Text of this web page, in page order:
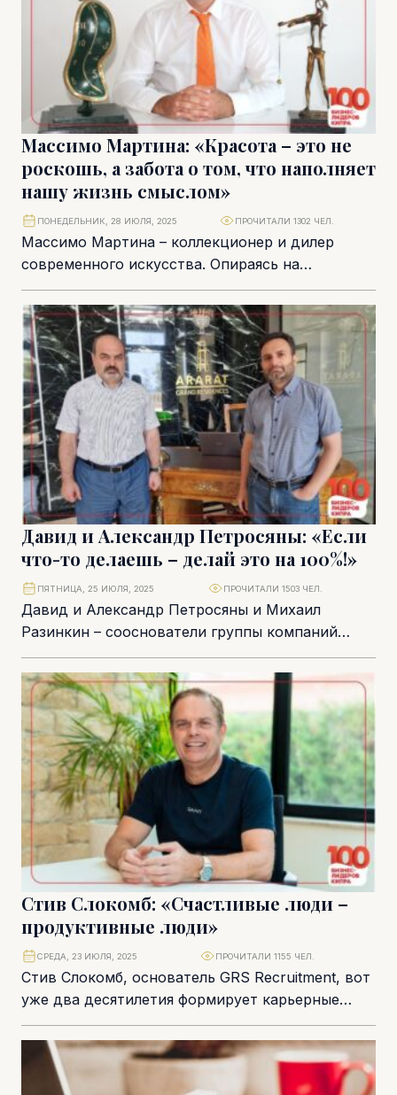
Массимо Мартина: «Красота – это не
роскошь, а забота о том, что наполняет
нашу жизнь смыслом»
Массимо Мартина – коллекционер и дилер
современного искусства. Опираясь на
многолетний опыт работы финансовым
директором одной из крупнейших коллекций
скульптур...
ПОНЕДЕЛЬНИК, 28 ИЮЛЯ, 2025 ПРОЧИТАЛИ 1302 ЧЕЛ.
Давид и Александр Петросяны: «Если
что-то делаешь – делай это на 100%!»
Давид и Александр Петросяны и Михаил
Разинкин – сооснователи группы компаний
CDA, которая сегодня занимает одну из
ведущих позиций на...
ПЯТНИЦА, 25 ИЮЛЯ, 2025 ПРОЧИТАЛИ 1503 ЧЕЛ.
Стив Слокомб: «Счастливые люди –
продуктивные люди»
Стив Слокомб, основатель GRS Recruitment, вот
уже два десятилетия формирует карьерные
пути и помогает компаниям находить ключевых
сотрудников. То, что...
СРЕДА, 23 ИЮЛЯ, 2025 ПРОЧИТАЛИ 1155 ЧЕЛ.